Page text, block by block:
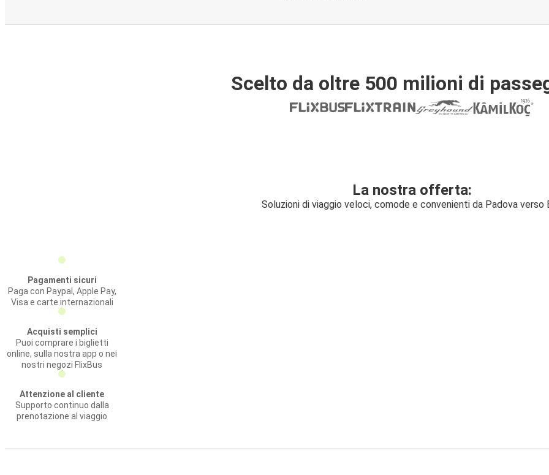
Scelto da oltre 500 milioni di
La nostra offerta:
Soluzioni di viaggio veloci, comode e convenienti da Padova verso
Pagamenti sicuri
Paga con Paypal, Apple Pay,
Visa e carte internazionali
Acquisti semplici
Puoi comprare i biglietti
online, sulla nostra app o nei
nostri negozi FlixBus
Attenzione al cliente
Supporto continuo dalla
prenotazione al viaggio